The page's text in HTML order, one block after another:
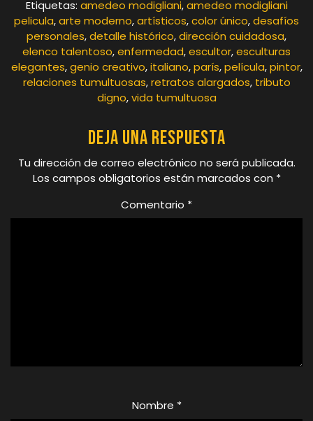
Etiquetas: amedeo modigliani,amedeo modigliani
pelicula,arte moderno,artísticos,color único,desafíos
personales,detalle histórico,dirección cuidadosa,
elenco talentoso,enfermedad,escultor,esculturas
elegantes,genio creativo,italiano,parís,película,pintor,
relaciones tumultuosas,retratos alargados, tributo
digno,vida tumultuosa
Deja una respuesta
Tu dirección de correo electrónico no será publicada.
Los campos obligatorios están marcados con *
Comentario *
Nombre *